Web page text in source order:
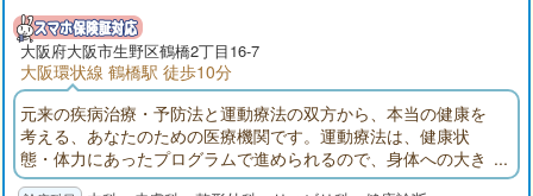
大阪府大阪市生野区鶴橋2丁目16-7
大阪環状線 鶴橋駅 徒歩10分
元来の疾病治療・予防法と運動療法の双方から、本当の健康を
考える、あなたのための医療機関です。運動療法は、健康状
態・体力にあったプログラムで進められるので、身体への大き
な負担はございません。専門のトレーナーが担当しますので、